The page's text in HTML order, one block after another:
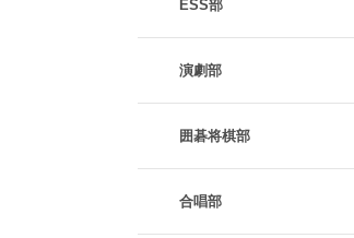
ESS部
演劇部
囲碁将棋部
合唱部